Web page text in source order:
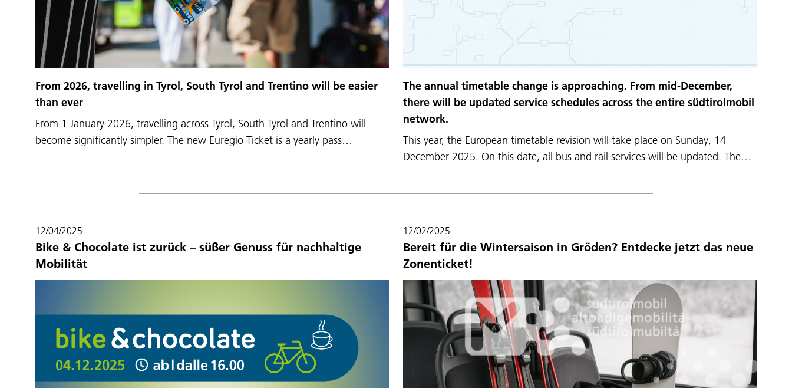
From 2026, travelling in Tyrol, South Tyrol and Trentino will be easier
than ever
From 1 January 2026, travelling across Tyrol, South Tyrol and Trentino will
become significantly simpler. The new Euregio Ticket is a yearly pass…
The annual timetable change is approaching. From mid-December,
there will be updated service schedules across the entire südtirolmobil
network.
This year, the European timetable revision will take place on Sunday, 14
December 2025. On this date, all bus and rail services will be updated. The…
12/04/2025
Bike & Chocolate ist zurück – süßer Genuss für nachhaltige
Mobilität
12/02/2025
Bereit für die Wintersaison in Gröden? Entdecke jetzt das neue
Zonenticket!